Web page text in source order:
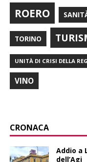
ROERO
TORINO
UNITÀ DI CRISI DELLA
VINO
CRONACA
Addio a
dell’Agi